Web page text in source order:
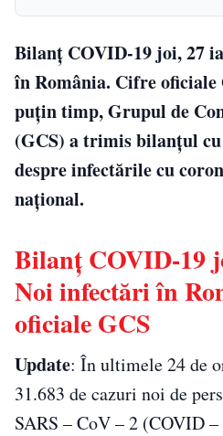
Bilanț COVID-19 joi, 27
în România. Cifre
puțin timp, Grupul de
(GCS) a trimis bilanțul
despre infectările cu
național.
Bilanț COVID-19
Noi infectări în
oficiale GCS
Update: În ultimele 24 de
31.683 de cazuri noi de
SARS – CoV – 2 (COVID